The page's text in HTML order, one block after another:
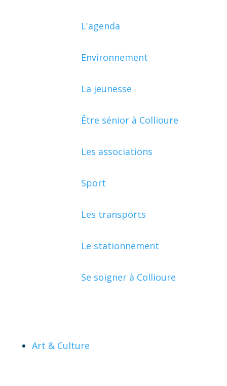
L'agenda
Environnement
La jeunesse
Être sénior à Collioure
Les associations
Sport
Les transports
Le stationnement
Se soigner à Collioure
Art & Culture